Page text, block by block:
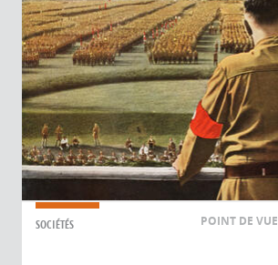
SOCIÉTÉS POINT DE VUE